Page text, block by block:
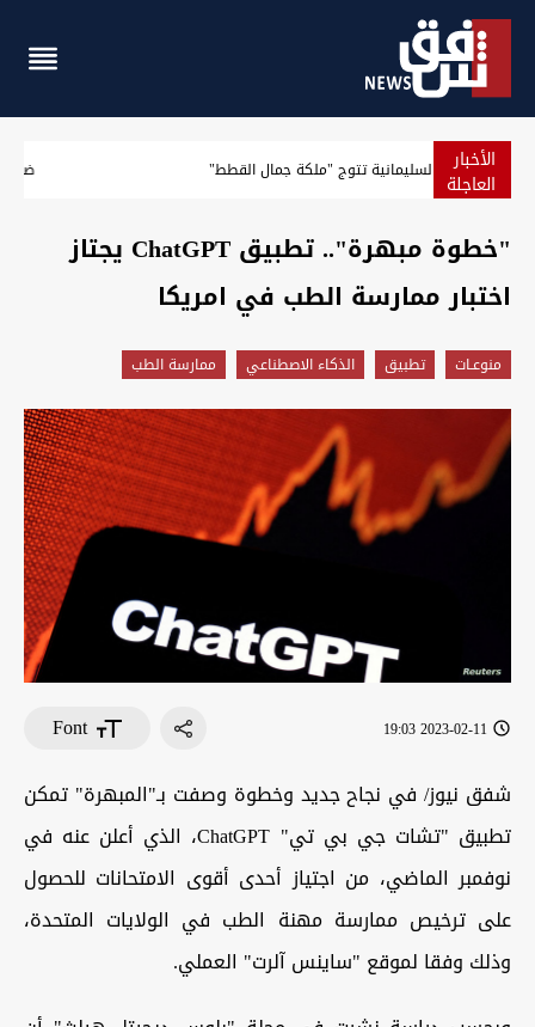
الأخبار
العاجلة بالصور.. السليمانية تتوج "ملكة جمال القطط"
"خطوة مبهرة".. تطبيق ChatGPT يجتاز
اختبار ممارسة الطب في امريكا
منوعـات تطبيق الذكاء الاصطناعي ممارسة الطب
2023-02-11 19:03
Font
شفق نيوز/ في نجاح جديد وخطوة وصفت بـ"المبهرة" تمكن
تطبيق "تشات جي بي تي" ChatGPT، الذي أعلن عنه في
نوفمبر الماضي، من اجتياز أحدى أقوى الامتحانات للحصول
على ترخيص ممارسة مهنة الطب في الولايات المتحدة،
وذلك وفقا لموقع "ساينس آلرت" العملي.